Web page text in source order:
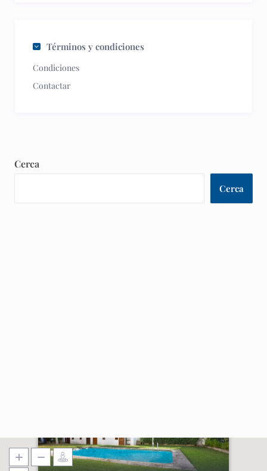
Términos y condiciones
Condiciones
Contactar
Cerca
Cerca